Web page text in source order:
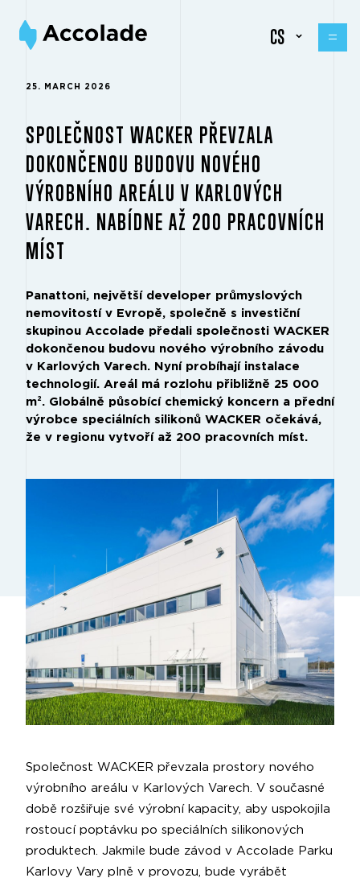
CS
25. MARCH 2026
SPOLEČNOST WACKER PŘEVZALA
DOKONČENOU BUDOVU NOVÉHO
VÝROBNÍHO AREÁLU V KARLOVÝCH
VARECH. NABÍDNE AŽ 200 PRACOVNÍCH
MÍST
Panattoni, největší developer průmyslových
nemovitostí v Evropě, společně s investiční
skupinou Accolade předali společnosti WACKER
dokončenou budovu nového výrobního závodu
v Karlových Varech. Nyní probíhají instalace
technologií. Areál má rozlohu přibližně 25 000
m². Globálně působící chemický koncern a přední
výrobce speciálních silikonů WACKER očekává,
že v regionu vytvoří až 200 pracovních míst.
Společnost WACKER převzala prostory nového
výrobního areálu v Karlových Varech. V současné
době rozšiřuje své výrobní kapacity, aby uspokojila
rostoucí poptávku po speciálních silikonových
produktech. Jakmile bude závod v Accolade Parku
Karlovy Vary plně v provozu, bude vyrábět